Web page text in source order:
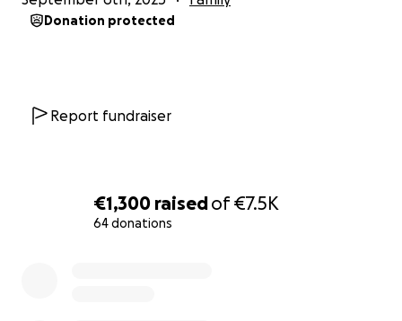
€1,300 raisedof€7.5K
64 donations
Donation protected
Report fundraiser